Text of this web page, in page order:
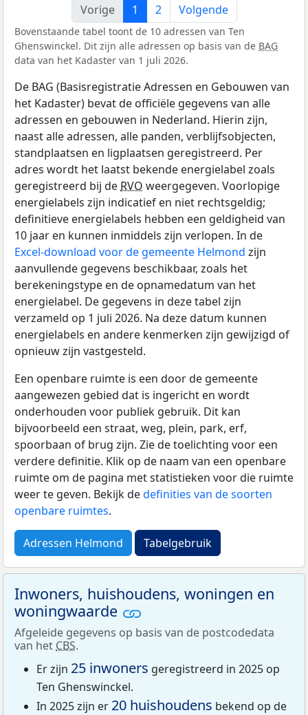
Vorige 1 2 Volgende
Bovenstaande tabel toont de 10 adressen van Ten
Ghenswinckel. Dit zijn alle adressen op basis van de BAG
data van het Kadaster van 1 juli 2026.
De BAG (Basisregistratie Adressen en Gebouwen van
het Kadaster) bevat de officiële gegevens van alle
adressen en gebouwen in Nederland. Hierin zijn,
naast alle adressen, alle panden, verblijfsobjecten,
standplaatsen en ligplaatsen geregistreerd. Per
adres wordt het laatst bekende energielabel zoals
geregistreerd bij de RVO weergegeven. Voorlopige
energielabels zijn indicatief en niet rechtsgeldig;
definitieve energielabels hebben een geldigheid van
10 jaar en kunnen inmiddels zijn verlopen. In de
Excel-download voor de gemeente Helmond zijn
aanvullende gegevens beschikbaar, zoals het
berekeningstype en de opnamedatum van het
energielabel. De gegevens in deze tabel zijn
verzameld op 1 juli 2026. Na deze datum kunnen
energielabels en andere kenmerken zijn gewijzigd of
opnieuw zijn vastgesteld.
Een openbare ruimte is een door de gemeente
aangewezen gebied dat is ingericht en wordt
onderhouden voor publiek gebruik. Dit kan
bijvoorbeeld een straat, weg, plein, park, erf,
spoorbaan of brug zijn. Zie de toelichting voor een
verdere definitie. Klik op de naam van een openbare
ruimte om de pagina met statistieken voor die ruimte
weer te geven. Bekijk dedefinities van de soorten
openbare ruimtes.
Adressen Helmond Tabelgebruik
Inwoners, huishoudens, woningen en
woningwaarde
Afgeleide gegevens op basis van de postcodedata
van het CBS.
Er zijn 25 inwoners geregistreerd in 2025 op
Ten Ghenswinckel.
In 2025 zijn er 20 huishoudens bekend op de